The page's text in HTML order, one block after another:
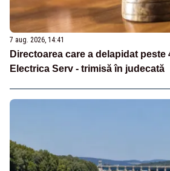
7 aug. 2026, 14:41
Directoarea care a delapidat peste
Electrica Serv - trimisă în judecată